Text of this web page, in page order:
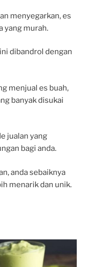
menyegarkan, es
yang murah.
dibandrol dengan
menjual es buah,
banyak disukai
jualan yang
bagi anda.
anda sebaiknya
menarik dan unik.